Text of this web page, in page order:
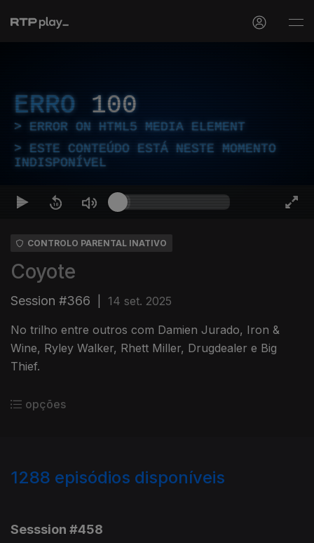
ERRO 100
ERROR ON HTML5 MEDIA ELEMENT
ESTE CONTEÚDO ESTÁ NESTE MOMENTO
INDISPONÍVEL
CONTROLO PARENTAL INATIVO
Coyote
Session #366 14 set. 2025
No trilho entre outros com Damien Jurado, Iron &
Wine, Ryley Walker, Rhett Miller, Drugdealer e Big
Thief.
opções
1288 episódios disponíveis
Sesssion #458